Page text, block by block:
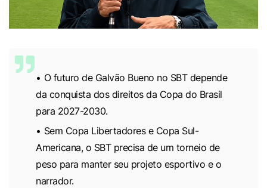
O futuro de Galvão Bueno no SBT depende
da conquista dos direitos da Copa do Brasil
para 2027-2030.
Sem Copa Libertadores e Copa Sul-
Americana, o SBT precisa de um torneio de
peso para manter seu projeto esportivo e o
narrador.